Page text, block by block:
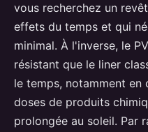
vous recherchez un
effets du temps et qui
minimal. À l'inverse, le
résistant que le liner
le temps, notamment
doses de produits
prolongée au soleil. Par